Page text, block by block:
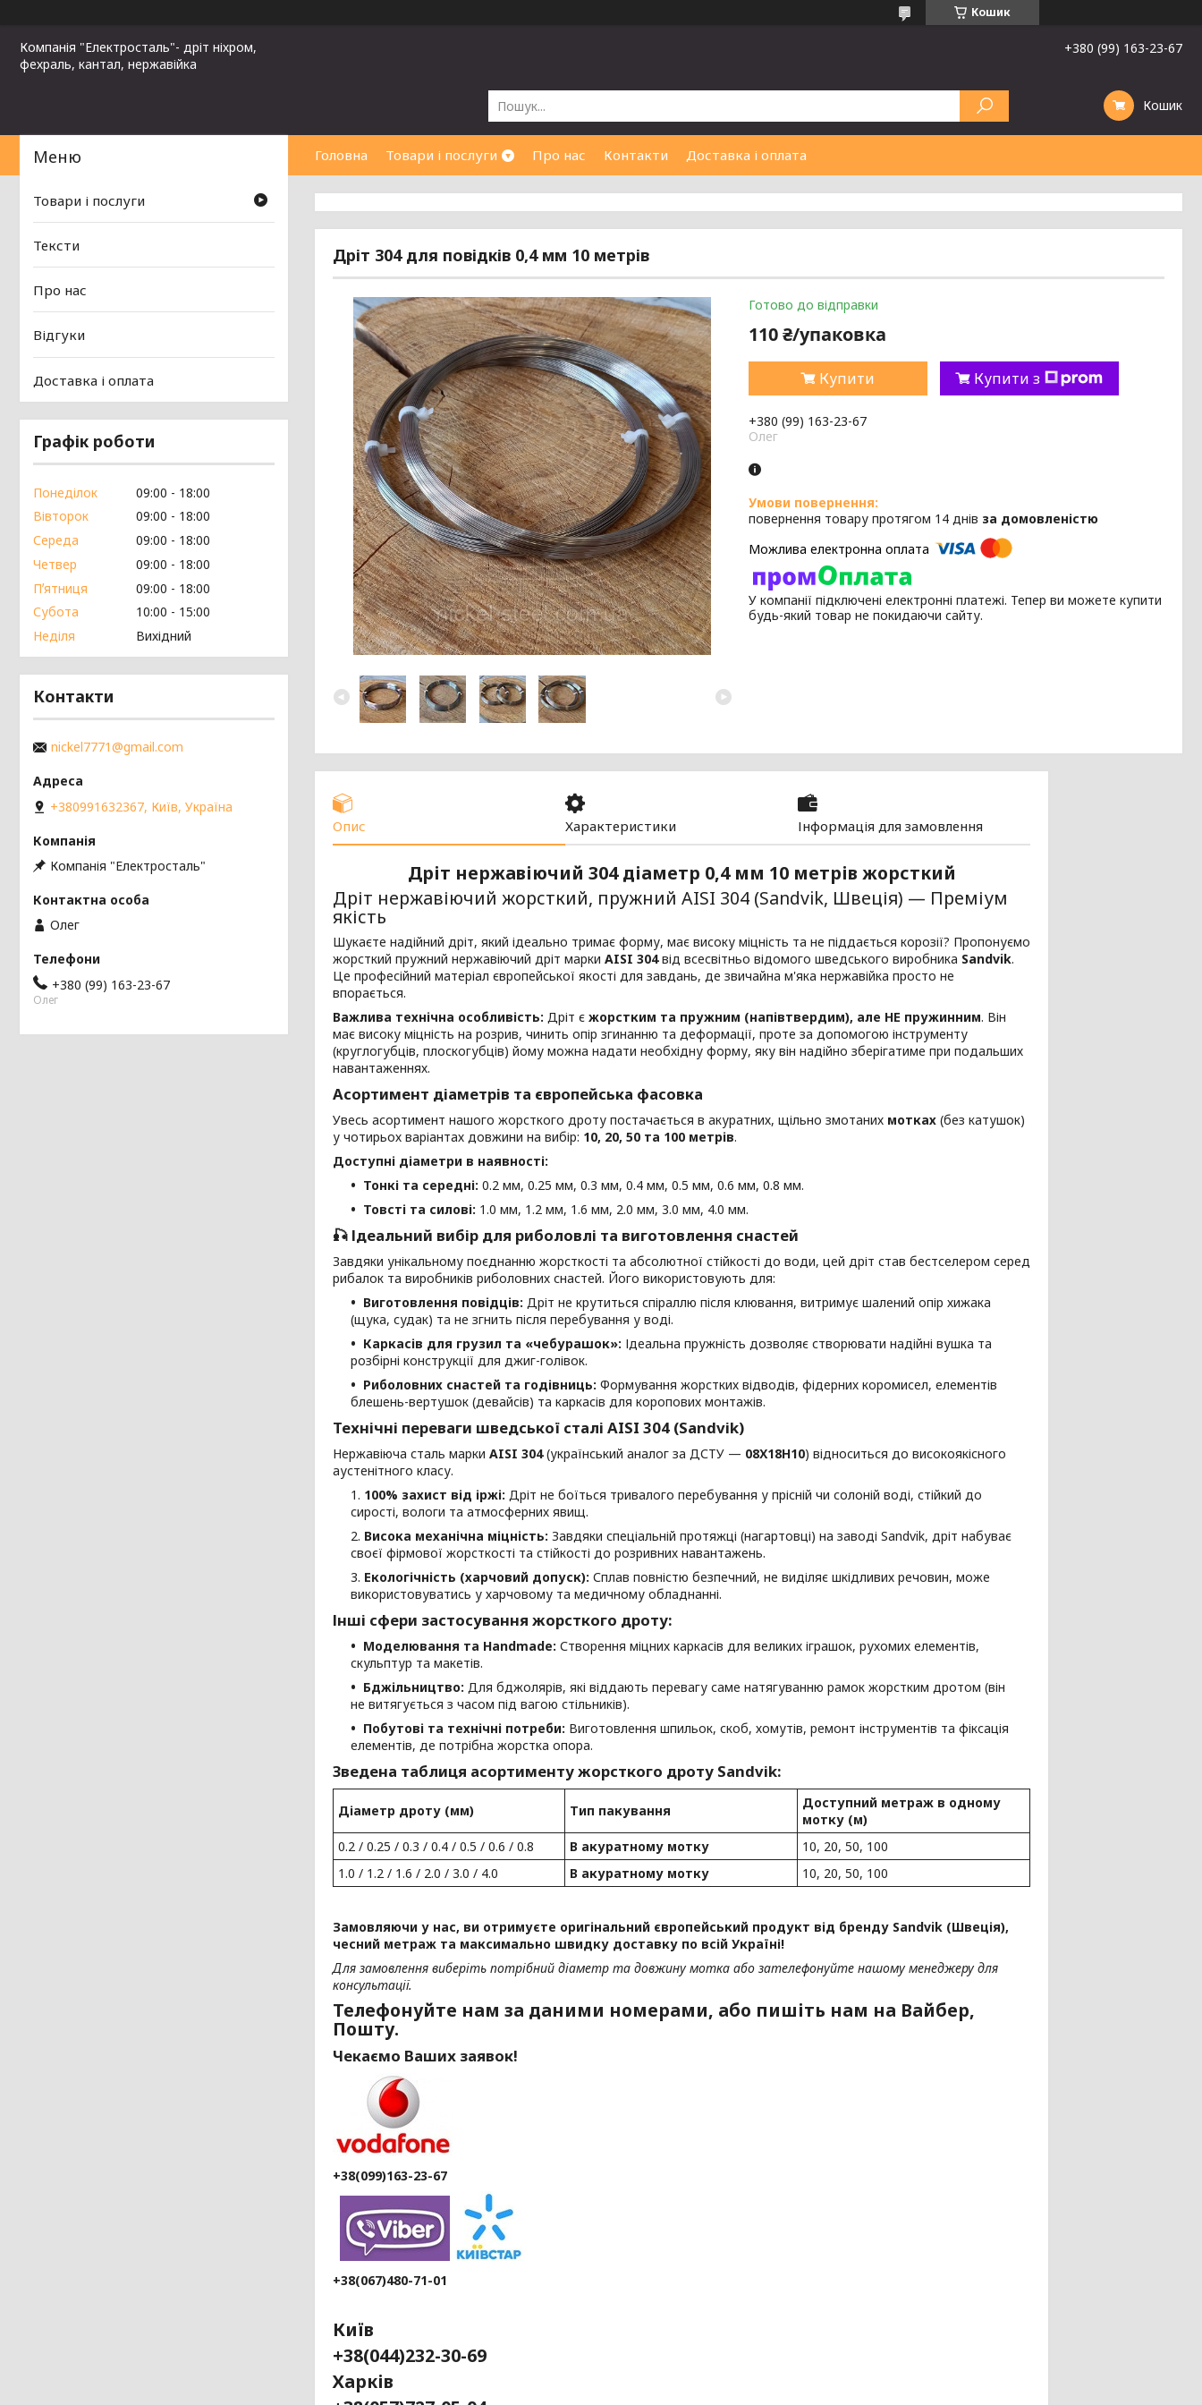
Кошик
Компанія "Електросталь"- дріт ніхром,
фехраль, кантал, нержавійка
+380 (99) 163-23-67
Кошик
Головна Товари і послуги Про нас Контакти Доставка і оплата
Дріт 304 для повідків 0,4 мм 10 метрів
Готово до відправки
110 ₴/упаковка
Купити Купити з
+380 (99) 163-23-67
Олег
повернення товару протягом 14 днів за домовленістю
У компанії підключені електронні платежі. Тепер ви можете купити
будь-який товар не покидаючи сайту.
Опис Характеристики Інформація для замовлення
Дріт нержавіючий 304 діаметр 0,4 мм 10 метрів жорсткий
Дріт нержавіючий жорсткий, пружний AISI 304 (Sandvik, Швеція) — Преміум
якість
Шукаєте надійний дріт, який ідеально тримає форму, має високу міцність та не піддається корозії? Пропонуємо
жорсткий пружний нержавіючий дріт марки AISI 304від всесвітньо відомого шведського виробника Sandvik.
Це професійний матеріал європейської якості для завдань, де звичайна м'яка нержавійка просто не
впорається.
Важлива технічна особливість: Дріт є жорстким та пружним (напівтвердим), але НЕ пружинним. Він
має високу міцність на розрив, чинить опір згинанню та деформації, проте за допомогою інструменту
(круглогубців, плоскогубців) йому можна надати необхідну форму, яку він надійно зберігатиме при подальших
навантаженнях.
Асортимент діаметрів та європейська фасовка
Увесь асортимент нашого жорсткого дроту постачається в акуратних, щільно змотаних мотках (без катушок)
у чотирьох варіантах довжини на вибір: 10, 20, 50 та 100 метрів.
Доступні діаметри в наявності:
Тонкі та середні: 0.2 мм, 0.25 мм, 0.3 мм, 0.4 мм, 0.5 мм, 0.6 мм, 0.8 мм.
Товсті та силові: 1.0 мм, 1.2 мм, 1.6 мм, 2.0 мм, 3.0 мм, 4.0 мм.
🎣 Ідеальний вибір для риболовлі та виготовлення снастей
Завдяки унікальному поєднанню жорсткості та абсолютної стійкості до води, цей дріт став бестселером серед
рибалок та виробників риболовних снастей. Його використовують для:
Виготовлення повідців: Дріт не крутиться спіраллю після клювання, витримує шалений опір хижака
(щука, судак) та не згнить після перебування у воді.
Каркасів для грузил та «чебурашок»: Ідеальна пружність дозволяє створювати надійні вушка та
розбірні конструкції для джиг-голівок.
Риболовних снастей та годівниць: Формування жорстких відводів, фідерних коромисел, елементів
блешень-вертушок (девайсів) та каркасів для коропових монтажів.
Технічні переваги шведської сталі AISI 304 (Sandvik)
Нержавіюча сталь марки AISI 304(український аналог за ДСТУ — 08Х18Н10) відноситься до високоякісного
аустенітного класу.
100% захист від іржі: Дріт не боїться тривалого перебування у прісній чи солоній воді, стійкий до
сирості, вологи та атмосферних явищ.
Висока механічна міцність: Завдяки спеціальній протяжці (нагартовці) на заводі Sandvik, дріт набуває
своєї фірмової жорсткості та стійкості до розривних навантажень.
Екологічність (харчовий допуск): Сплав повністю безпечний, не виділяє шкідливих речовин, може
використовуватись у харчовому та медичному обладнанні.
Інші сфери застосування жорсткого дроту:
Моделювання та Handmade: Створення міцних каркасів для великих іграшок, рухомих елементів,
скульптур та макетів.
Бджільництво: Для бджолярів, які віддають перевагу саме натягуванню рамок жорстким дротом (він
не витягується з часом під вагою стільників).
Побутові та технічні потреби: Виготовлення шпильок, скоб, хомутів, ремонт інструментів та фіксація
елементів, де потрібна жорстка опора.
Зведена таблиця асортименту жорсткого дроту Sandvik:
Діаметр дроту (мм) Тип пакування
Доступний метраж в одному
мотку (м)
0.2 / 0.25 / 0.3 / 0.4 / 0.5 / 0.6 / 0.8
В акуратному мотку
10, 20, 50, 100
1.0 / 1.2 / 1.6 / 2.0 / 3.0 / 4.0
В акуратному мотку 10, 20, 50, 100
Замовляючи у нас, ви отримуєте оригінальний європейський продукт від бренду Sandvik (Швеція),
чесний метраж та максимально швидку доставку по всій Україні!
Для замовлення виберіть потрібний діаметр та довжину мотка або зателефонуйте нашому менеджеру для
консультації.
Телефонуйте нам за даними номерами, або пишіть нам на Вайбер,
Пошту.
Чекаємо Ваших заявок!
+38(099)163-23-67
+38(067)480-71-01
Київ
+38(044)232-30-69
Харків
Товари і послуги
Тексти
Про нас
Відгуки
Доставка і оплата
Графік роботи
Понеділок 09:00
18:00
Вівторок
09:00
18:00
Середа
09:00
18:00
Четвер
09:00
18:00
Пʼятниця
09:00
18:00
Субота
10:00
15:00
Неділя
Вихідний
Контакти
nickel7771@gmail.com
+380991632367, Київ, Україна
Компанія "Електросталь"
Олег
+380 (99) 163-23-67
Олег